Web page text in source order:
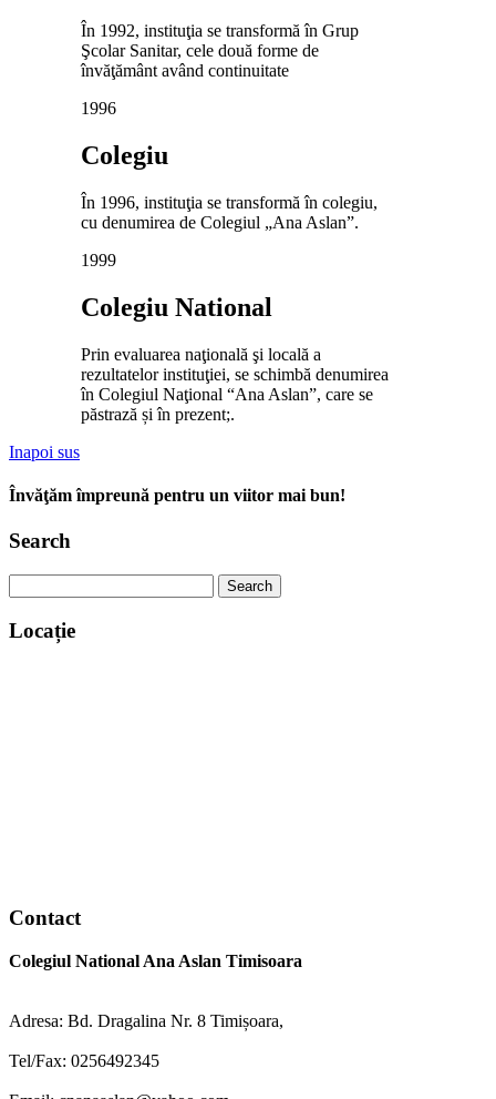
În 1992, instituţia se transformă în Grup
Şcolar Sanitar, cele două forme de
învăţământ având continuitate
1996
Colegiu
În 1996, instituţia se transformă în colegiu,
cu denumirea de Colegiul „Ana Aslan”.
1999
Colegiu National
Prin evaluarea naţională şi locală a
rezultatelor instituţiei, se schimbă denumirea
în Colegiul Naţional “Ana Aslan”, care se
păstrază și în prezent;.
Inapoi sus
Învăţăm împreună pentru un viitor mai bun!
Search
for:
Locație
Contact
Colegiul National Ana Aslan Timisoara
Adresa: Bd. Dragalina Nr. 8 Timișoara,
Tel/Fax: 0256492345